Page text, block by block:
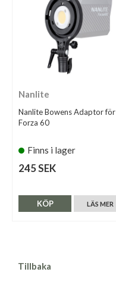
Nanlite
Nanlite Bowens Adaptor för
Forza 60
Finns i lager
245 SEK
LÄS MER
KÖP
Tillbaka